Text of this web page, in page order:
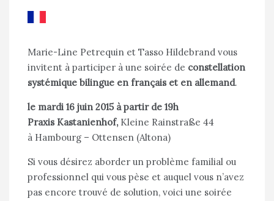
Marie-Line Petrequin et Tasso Hildebrand vous
invitent à participer à une soirée de constellation
systémique bilingue en français et en allemand.
le mardi 16 juin 2015 à partir de 19h
Praxis Kastanienhof, Kleine Rainstraße 44
à Hambourg – Ottensen (Altona)
Si vous désirez aborder un problème familial ou
professionnel qui vous pèse et auquel vous n’avez
pas encore trouvé de solution, voici une soirée